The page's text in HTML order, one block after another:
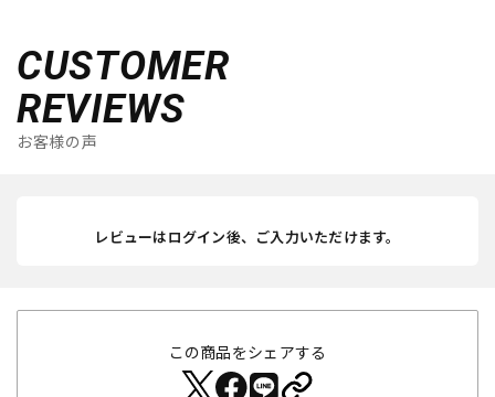
CUSTOMER
REVIEWS
お客様の声
レビューはログイン後、ご入力いただけます。
この商品をシェアする